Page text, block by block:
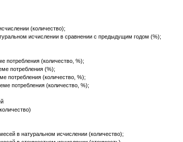
(количество);
исчислении в сравнении с предыдущим годом (%);
(количество, %);
потребления (%);
потребления (количество, %);
потребления (количество, %);
в натуральном исчислении (количество);